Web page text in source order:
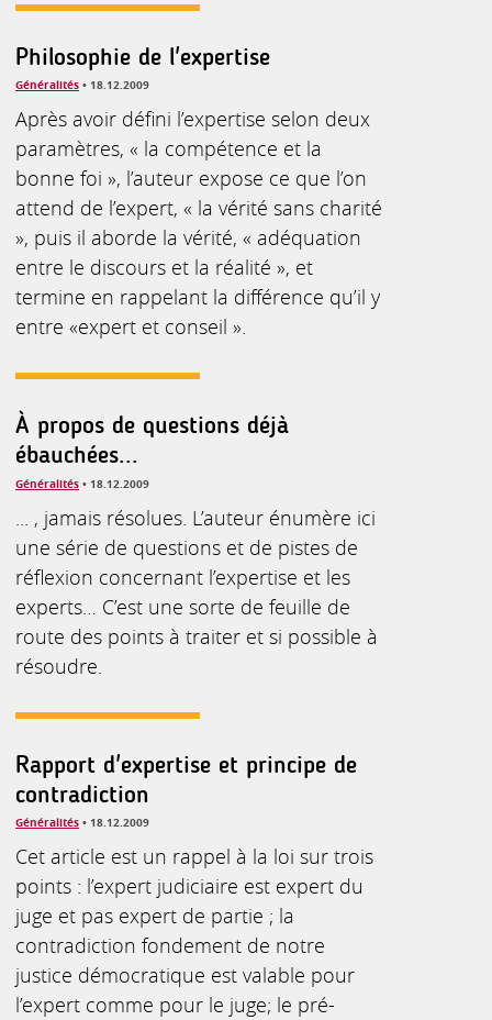
Philosophie de l'expertise
Généralités • 18.12.2009
Après avoir défini l’expertise selon deux
paramètres, « la compétence et la
bonne foi », l’auteur expose ce que l’on
attend de l’expert, « la vérité sans charité
», puis il aborde la vérité, « adéquation
entre le discours et la réalité », et
termine en rappelant la différence qu’il y
entre «expert et conseil ».
À propos de questions déjà
ébauchées...
Généralités • 18.12.2009
... , jamais résolues. L’auteur énumère ici
une série de questions et de pistes de
réflexion concernant l’expertise et les
experts… C’est une sorte de feuille de
route des points à traiter et si possible à
résoudre.
Rapport d'expertise et principe de
contradiction
Généralités • 18.12.2009
Cet article est un rappel à la loi sur trois
points : l’expert judiciaire est expert du
juge et pas expert de partie ; la
contradiction fondement de notre
justice démocratique est valable pour
l’expert comme pour le juge; le pré-